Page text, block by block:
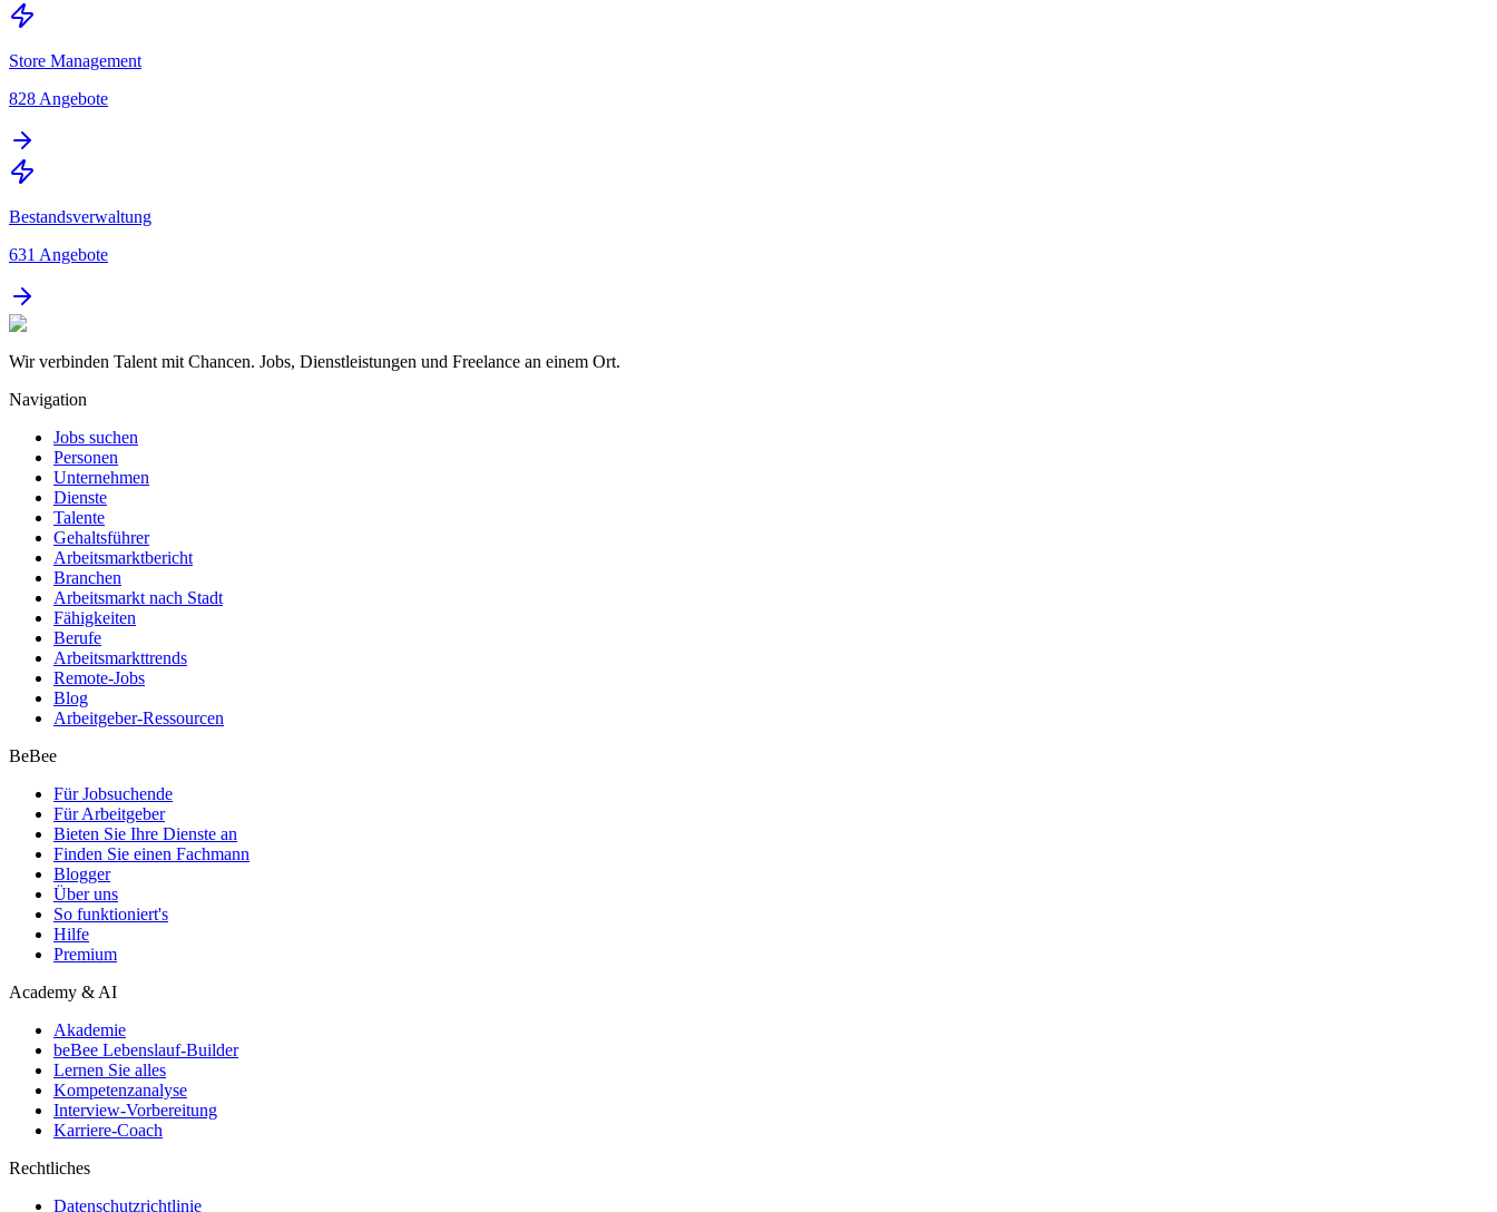
Store Management
828 Angebote
Bestandsverwaltung
631 Angebote
Wir verbinden Talent mit Chancen. Jobs, Dienstleistungen und Freelance an einem Ort.
Navigation
Jobs suchen
Personen
Unternehmen
Dienste
Talente
Gehaltsführer
Arbeitsmarktbericht
Branchen
Arbeitsmarkt nach Stadt
Fähigkeiten
Berufe
Arbeitsmarkttrends
Remote-Jobs
Blog
Arbeitgeber-Ressourcen
BeBee
Für Jobsuchende
Für Arbeitgeber
Bieten Sie Ihre Dienste an
Finden Sie einen Fachmann
Blogger
Über uns
So funktioniert's
Hilfe
Premium
Academy & AI
Akademie
beBee Lebenslauf-Builder
Lernen Sie alles
Kompetenzanalyse
Interview-Vorbereitung
Karriere-Coach
Rechtliches
Datenschutzrichtlinie